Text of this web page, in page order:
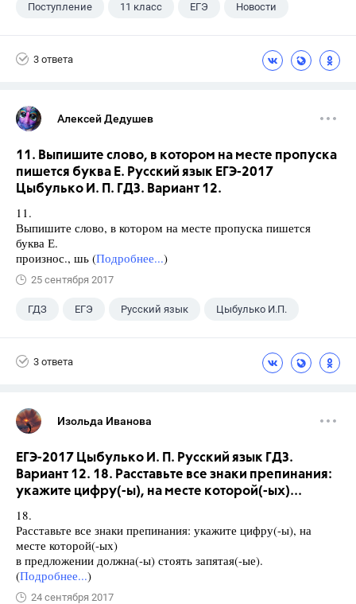
Поступление 11 класс ЕГЭ Новости
3 ответа
Алексей Дедушев
11. Выпишите слово, в котором на месте пропуска
пишется буква Е. Русский язык ЕГЭ-2017
Цыбулько И. П. ГДЗ. Вариант 12.
11.
Выпишите слово, в котором на месте пропуска пишется
буква Е.
произнос., шь (Подробнее...)
25 сентября 2017
ГДЗ ЕГЭ Русский язык Цыбулько И.П.
3 ответа
Изольда Иванова
ЕГЭ-2017 Цыбулько И. П. Русский язык ГДЗ.
Вариант 12. 18. Расставьте все знаки препинания:
укажите цифру(-ы), на месте которой(-ых)...
18.
Расставьте все знаки препинания: укажите цифру(-ы), на
месте которой(-ых)
в предложении должна(-ы) стоять запятая(-ые).
(Подробнее...)
24 сентября 2017